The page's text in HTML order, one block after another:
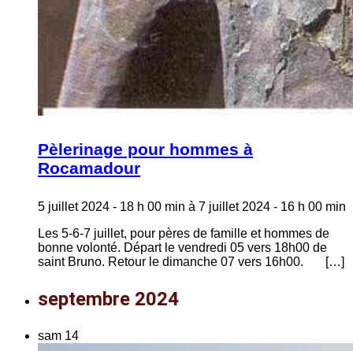
Pèlerinage pour hommes à
Rocamadour
5 juillet 2024 - 18 h 00 min à 7 juillet 2024 - 16 h 00 min
Les 5-6-7 juillet, pour pères de famille et hommes de
bonne volonté. Départ le vendredi 05 vers 18h00 de
saint Bruno. Retour le dimanche 07 vers 16h00. […]
septembre 2024
sam 14